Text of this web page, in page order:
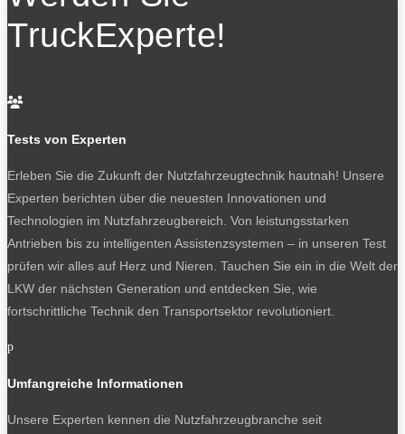
TruckExperte!

Tests von Experten
Erleben Sie die Zukunft der Nutzfahrzeugtechnik hautnah! Unsere
Experten berichten über die neuesten Innovationen und
Technologien im Nutzfahrzeugbereich. Von leistungsstarken
Antrieben bis zu intelligenten Assistenzsystemen – in unseren Test
prüfen wir alles auf Herz und Nieren. Tauchen Sie ein in die Welt der
LKW der nächsten Generation und entdecken Sie, wie
fortschrittliche Technik den Transportsektor revolutioniert.
p
Umfangreiche Informationen
Unsere Experten kennen die Nutzfahrzeugbranche seit